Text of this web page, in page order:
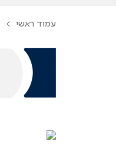
עמוד ראשי